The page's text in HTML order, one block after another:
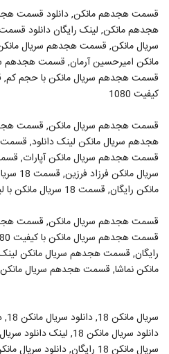
قسمت هجدهم مانکن, دانلود قسمت
هجدهم مانکن, لینک رایگان دانلود
سریال مانکن, قسمت هجدهم سریال
مانکن امیرحسین آرمان, قسمت هجدهم
قسمت هجدهم سریال مانکن با حجم
کیفیت 1080
قسمت هجدهم سریال مانکن, قسمت
هجدهم سریال مانکن لینک دانلود,
مانکن رایگان, قسمت 18 سریال مانکن با لینک مستقیم
قسمت هجدهم سریال مانکن, قسمت
رایگان, قسمت هجدهم سریال مانکن
مانکن نماشا, قسمت هجدهم سریال مانکن
سریال مانکن 18 رایگان, دانلود سریال مانکن 18 رایگان